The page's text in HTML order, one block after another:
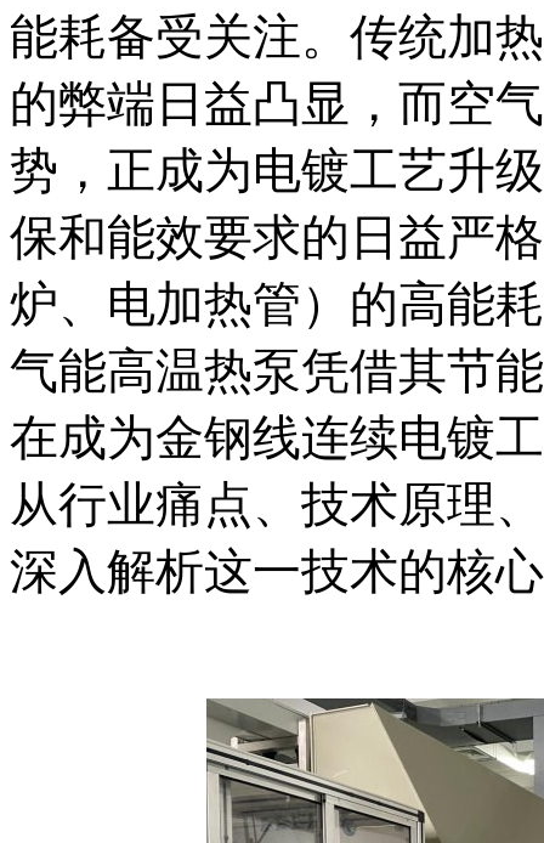
能耗备受关注。传统加
的弊端日益凸显，而空
势，正成为电镀工艺升
保和能效要求的日益严
炉、电加热管）的高能
气能高温热泵凭借其节
在成为金钢线连续电镀
从行业痛点、技术原理
深入解析这一技术的核